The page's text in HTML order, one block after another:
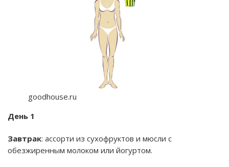
goodhouse.ru
День 1
Завтрак: ассорти из сухофруктов и мюсли с
обезжиренным молоком или йогуртом.